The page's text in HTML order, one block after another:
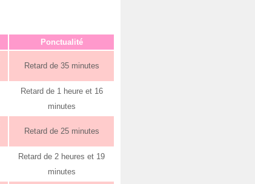
Ponctualité
Retard de 35 minutes
Retard de 1 heure et 16
minutes
Retard de 25 minutes
Retard de 2 heures et 19
minutes